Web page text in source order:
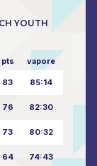
YOUTH
pts vapore
83 85:14
76 82:30
73 80:32
64 74:43